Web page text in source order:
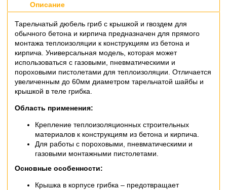
Описание
Тарельчатый дюбель гриб с крышкой и гвоздем для
обычного бетона и кирпича предназначен для прямого
монтажа теплоизоляции к конструкциям из бетона и
кирпича. Универсальная модель, которая может
использоваться с газовыми, пневматическими и
пороховыми пистолетами для теплоизоляции. Отличается
увеличенным до 60мм диаметром тарельчатой шайбы и
крышкой в теле грибка.
Область применения:
Крепление теплоизоляционных строительных
материалов к конструкциям из бетона и кирпича.
Для работы с пороховыми, пневматическими и
газовыми монтажными пистолетами.
Основные особенности:
Крышка в корпусе грибка – предотвращает